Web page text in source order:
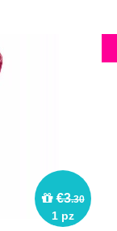
€3.30
1 pz